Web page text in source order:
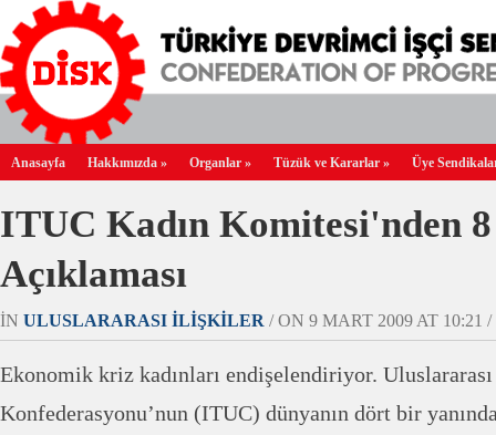
Anasayfa Hakkımızda » Organlar » Tüzük ve Kararlar » Üye
ITUC Kadın Komitesi'nden
Açıklaması
IN ULUSLARARASI İLIŞKILER / ON 9 MART 2009 AT 10:21 /
Ekonomik kriz kadınları endişelendiriyor.
Konfederasyonu’nun (ITUC) dünyanın dört bir